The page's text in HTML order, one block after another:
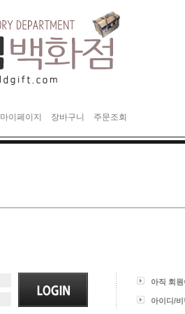
마이페이지 장바구니 주문조회
아직 회
아이디/